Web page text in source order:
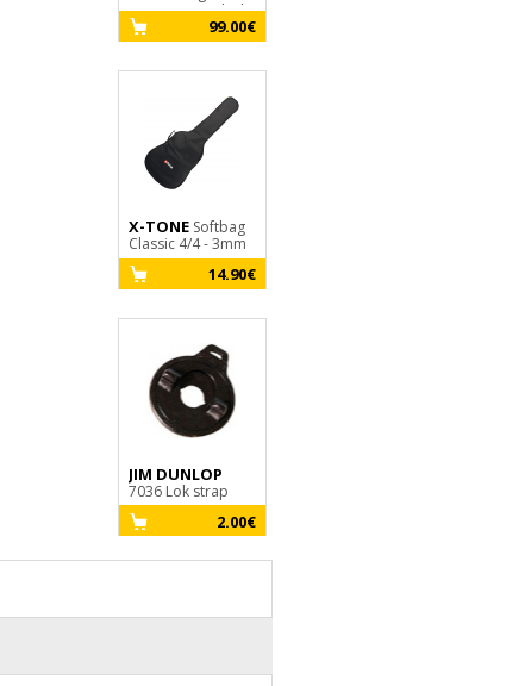
Guitar Bag - Black
99.00€
X-TONESoftbag
Classic 4/4 - 3mm
14.90€
JIM DUNLOP
7036 Lok strap
2.00€